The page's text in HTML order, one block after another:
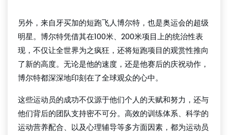
另外，来自牙买加的短跑飞人博尔特，也是奥运会的超级
明星。博尔特凭借其在100米、200米项目上的统治性表
现，不仅让全世界为之疯狂，还将短跑项目的观赏性推向
了新的高度。无论是他的速度，还是他赛后的庆祝动作，
博尔特都深深地印刻在了全球观众的心中。
这些运动员的成功不仅源于他们个人的天赋和努力，还与
他们背后的团队支持密不可分。高效的训练体系、科学的
运动营养配合、以及心理辅导等多方面因素，都为运动员